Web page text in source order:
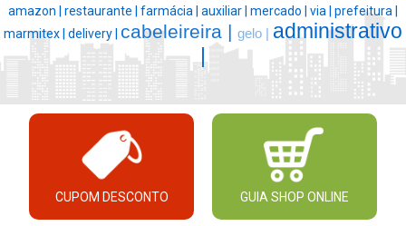
amazon | restaurante | farmácia | auxiliar | mercado | via | prefeitura |
marmitex | delivery | cabeleireira | gelo | administrativo
|
CUPOM DESCONTO GUIA SHOP ONLINE